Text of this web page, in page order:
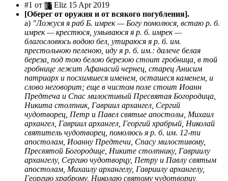
#1 от
Eliz 15 Apr 2019
[Оберег от оружия и от всякого погубления].
а) "Ложуся я раб Б. имрек — Богу помолюся, встаю р. б.
имрек — крестюся, умываюся я р. б. имрек —
благословюсь водою бел, утираюся я р. б. им.
престольною пеленою, иду я р. б. им.: далече белая
береза, под тою белою березою стоит гробница, в той
гробнице лежит Афанасий чернец, старец Анисим
патриарх и посхимшеся именем, осташеся каменем, и
слово неговорит; еще в чистом поле стоит Иоанн
Предтеча и Спас милостивый Пресвятая Богородица,
Никита столпник, Гавриил архангел, Сергий
чудотворец, Петр и Павел святые апостолы, Михаил
архангел, Гавриил архангел, Георгий храбрый, Николай
святитель чудотворец, помолюсь я р. б. им. 12-ти
апостолам, Иоанну Предтечи, Спасу милостивому,
Пресвятой Богородице, Никите столпнику, Гавриилу
архангелу, Сергию чудотворцу, Петру и Павлу святым
апостолам, Михаилу архангелу, Гавриилу архангелу,
Георгию храброму, Николаю святому чудотворцу,